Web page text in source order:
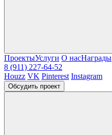
ПроектыУслуги О насНаграды
8 (911) 227-64-52
Houzz VK Pinterest Instagram
Обсудить проект